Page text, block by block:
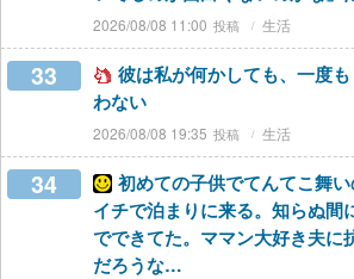
2026/08/08 11:00 生活
33
彼は私が何かしても、一度
わない
2026/08/08 19:35 生活
34
初めての子供でてんてこ舞
イチで泊まりに来る。知らぬ間
でできてた。ママン大好き夫に
だろうな…